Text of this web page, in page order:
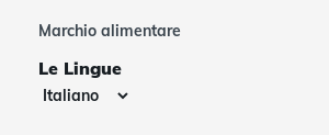
Marchio alimentare
Le Lingue